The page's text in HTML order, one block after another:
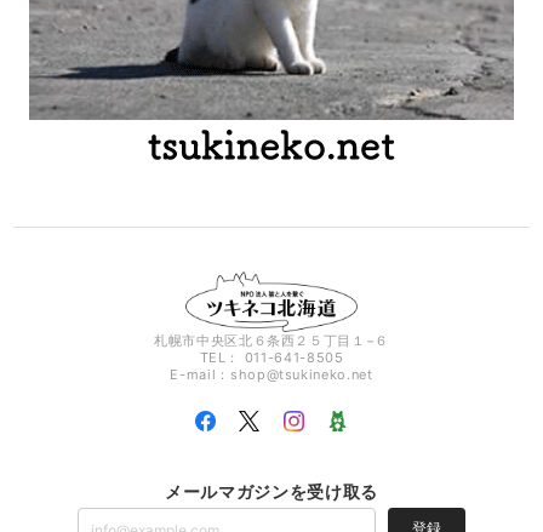
札幌市中央区北６条西２５丁目１−６
TEL： 011-641-8505
E-mail： shop@tsukineko.net
メールマガジンを受け取る
登録